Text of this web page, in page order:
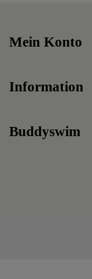
Mein Konto
Information
Buddyswim